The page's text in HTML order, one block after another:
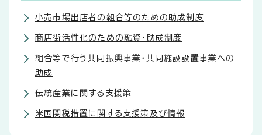
小売市場出店者の組合等のための助成制度
商店街活性化のための融資・助成制度
組合等で行う共同振興事業・共同施設設置事業への
助成
伝統産業に関する支援策
米国関税措置に関する支援策及び情報